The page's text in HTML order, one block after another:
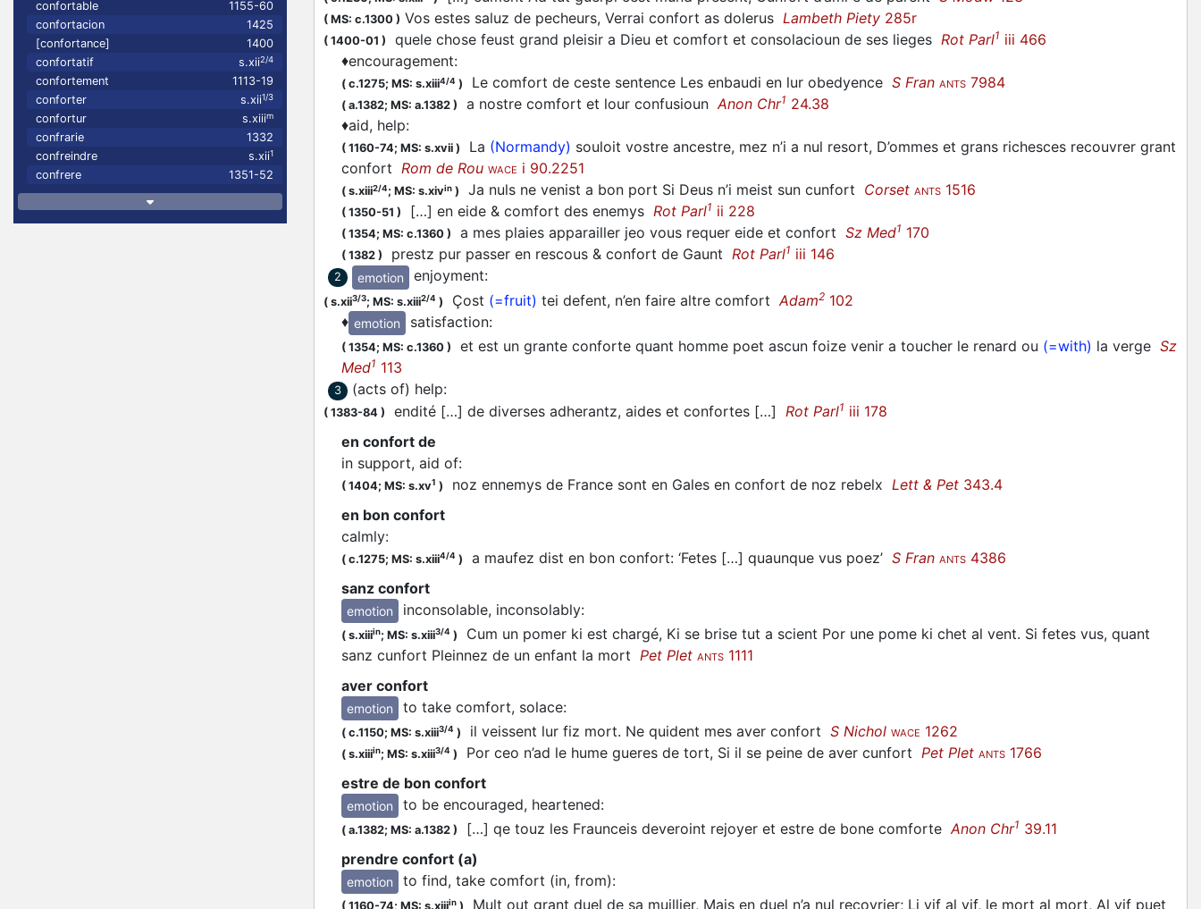
confortable
1155-60
confortacion
1425
[confortance]
1400
confortatif
s.xii2/4
confortement
1113-19
conforter
s.xii1/3
confortur s.xiiim
confrarie
1332
confreindre
s.xii1
confrere 1351-52
( MS: c.1300 ) Vos estes saluz de pecheurs, Verrai confort as dolerus Lambeth Piety 285r
( 1400-01 ) quele chose feust grand pleisir a Dieu et comfort et consolacioun de ses lieges Rot Parl1 iii 466
♦encouragement:
( c.1275; MS: s.xiii4/4 ) Le comfort de ceste sentence Les enbaudi en lur obedyence S Fran ANTS 7984
( a.1382; MS: a.1382 ) a nostre comfort et lour confusiounAnon Chr1 24.38
♦aid, help:
( 1160-74; MS: s.xvii ) La (Normandy) souloit vostre ancestre, mez n’i a nul resort, D’ommes et grans richesces recouvrer grant
confort Rom de Rou WACE i 90.2251
( s.xiii2/4; MS: s.xivin ) Ja nuls ne venist a bon port Si Deus n’i meist sun cunfort Corset ANTS 1516
( 1350-51 ) […] en eide & comfort des enemys Rot Parl1 ii 228
( 1354; MS: c.1360 ) a mes plaies apparailler jeo vous requer eide et confort Sz Med1 170
( 1382 ) prestz pur passer en rescous & confort de Gaunt Rot Parl1 iii 146
2 emotion enjoyment:
( s.xii3/3; MS: s.xiii2/4 ) Çost (=fruit) tei defent, n’en faire altre comfort Adam2 102
♦ emotion satisfaction:
( 1354; MS: c.1360 ) et est un grante conforte quant homme poet ascun foize venir a toucher le renard ou (=with) la verge Sz
Med1 113
3 (acts of) help:
( 1383-84 ) endité […] de diverses adherantz, aides et confortes […] Rot Parl1 iii 178
en confort de
in support, aid of:
( 1404; MS: s.xv1 ) noz ennemys de France sont en Gales en confort de noz rebelx Lett & Pet 343.4
en bon confort
calmly:
( c.1275; MS: s.xiii4/4 ) a maufez dist en bon confort: ‘Fetes […] quaunque vus poez’ S Fran ANTS 4386
sanz confort
emotion inconsolable, inconsolably:
( s.xiiiin; MS: s.xiii3/4 )
Cum un pomer ki est chargé, Ki se brise tut a scient Por une pome ki chet al vent. Si fetes vus, quant
sanz cunfort Pleinnez de un enfant la mort Pet Plet ANTS 1111
aver confort
emotion to take comfort, solace:
( c.1150; MS: s.xiii3/4 ) il veissent lur fiz mort. Ne quident mes aver confort S Nichol WACE 1262
( s.xiiiin; MS: s.xiii3/4 ) Por ceo n’ad le hume gueres de tort, Si il se peine de aver cunfort Pet Plet ANTS 1766
estre de bon confort
emotion to be encouraged, heartened:
( a.1382; MS: a.1382 ) […] qe touz les Fraunceis deveroint rejoyer et estre de bone comforteAnon Chr1 39.11
prendre confort (a)
emotion to find, take comfort (in, from):
( 1160-74; MS: s.xiiiin ) Mult out grant duel de sa muillier, Mais en duel n’a nul recovrier; Li vif al vif, le mort al mort, Al vif puet